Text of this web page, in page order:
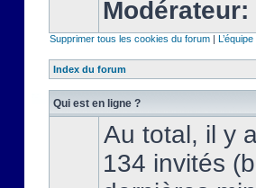
Modérateur:
Supprimer tous les cookies du forum | L’équipe
Index du forum
Qui est en ligne ?
Au total, il y
134 invités